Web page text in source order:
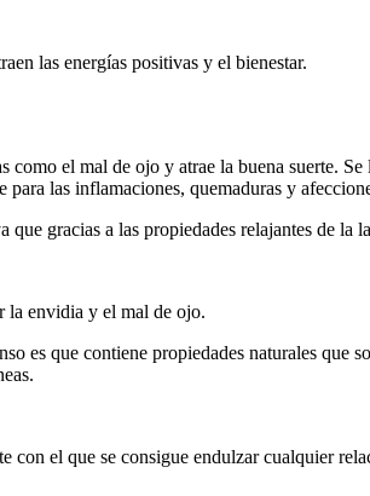
las energías positivas y el bienestar.
el mal de ojo y atrae la buena suerte.
las inflamaciones, quemaduras y
gracias a las propiedades relajantes de
la envidia y el mal de ojo.
es que contiene propiedades naturales
el que se consigue endulzar cualquier